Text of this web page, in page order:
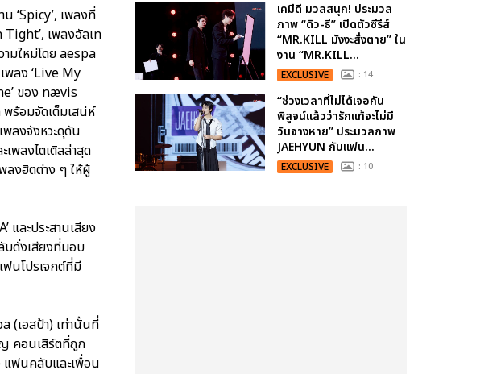
‘Spicy’, เพลงที่
เพลงอัลเท
มใหม่โดย aespa
พลง ‘Live My
ของ nævis
ร้อมจัดเต็มเสน่ห์
ลงจังหวะดุดัน
พลงไตเติลล่าสุด
ลงฮิตต่าง ๆ ให้ผู้
และประสานเสียง
บดั่งเสียงที่มอบ
ฟนโปรเจกต์ที่มี
(เอสป้า) เท่านั้นที่
คอนเสิร์ตที่ถูก
แฟนคลับและเพื่อน
เคมีดี มวลสนุก! ประมวล
ภาพ “ดิว-ธี” เปิดตัวซีรีส์
“MR.KILL มังงะสั่งตาย” ใน
งาน “MR.KILL...
EXCLUSIVE : 14
“ช่วงเวลาที่ไม่ได้เจอกัน
พิสูจน์แล้วว่ารักแท้จะไม่มี
วันจางหาย” ประมวลภาพ
JAEHYUN กับแฟน...
EXCLUSIVE : 10